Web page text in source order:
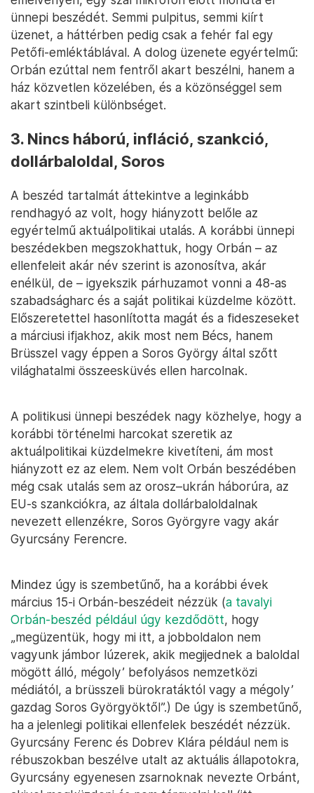
ünnepi beszédét. Semmi pulpitus, semmi kiírt
üzenet, a háttérben pedig csak a fehér fal egy
Petőfi-emléktáblával. A dolog üzenete egyértelmű:
Orbán ezúttal nem fentről akart beszélni, hanem a
ház közvetlen közelében, és a közönséggel sem
akart szintbeli különbséget.
3. Nincs háború, infláció, szankció,
dollárbaloldal, Soros
A beszéd tartalmát áttekintve a leginkább
rendhagyó az volt, hogy hiányzott belőle az
egyértelmű aktuálpolitikai utalás. A korábbi ünnepi
beszédekben megszokhattuk, hogy Orbán – az
ellenfeleit akár név szerint is azonosítva, akár
enélkül, de – igyekszik párhuzamot vonni a 48-as
szabadságharc és a saját politikai küzdelme között.
Előszeretettel hasonlította magát és a fideszeseket
a márciusi ifjakhoz, akik most nem Bécs, hanem
Brüsszel vagy éppen a Soros György által szőtt
világhatalmi összeesküvés ellen harcolnak.
A politikusi ünnepi beszédek nagy közhelye, hogy a
korábbi történelmi harcokat szeretik az
aktuálpolitikai küzdelmekre kivetíteni, ám most
hiányzott ez az elem. Nem volt Orbán beszédében
még csak utalás sem az orosz–ukrán háborúra, az
EU-s szankciókra, az általa dollárbaloldalnak
nevezett ellenzékre, Soros Györgyre vagy akár
Gyurcsány Ferencre.
Mindez úgy is szembetűnő, ha a korábbi évek
március 15-i Orbán-beszédeit nézzük (a tavalyi
Orbán-beszéd például úgy kezdődött, hogy
„megüzentük, hogy mi itt, a jobboldalon nem
vagyunk jámbor lúzerek, akik megijednek a baloldal
mögött álló, mégoly’ befolyásos nemzetközi
médiától, a brüsszeli bürokratáktól vagy a mégoly’
gazdag Soros Györgyöktől”.) De úgy is szembetűnő,
ha a jelenlegi politikai ellenfelek beszédét nézzük.
Gyurcsány Ferenc és Dobrev Klára például nem is
rébuszokban beszélve utalt az aktuális állapotokra,
Gyurcsány egyenesen zsarnoknak nevezte Orbánt,